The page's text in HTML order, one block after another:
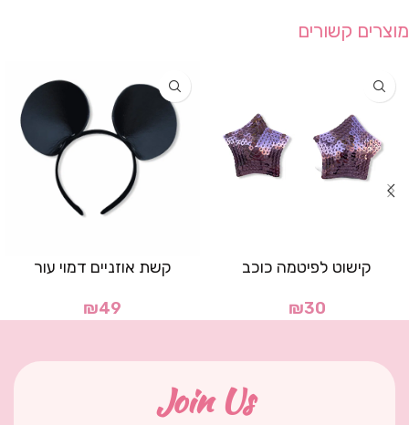
מוצרים קשורים
קישוט לפיטמה כוכב
₪30
קשת אוזניים דמוי עור
₪49
Join Us